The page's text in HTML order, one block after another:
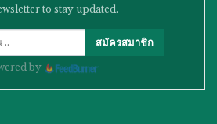
to stay updated.
สมัครสมาชิก
by